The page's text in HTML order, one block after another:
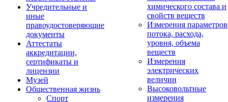
Учредительные и
иные
правоудостоверяющие
документы
Аттестаты
аккредитации,
сертификаты и
лицензии
Музей
Общественная жизнь
Спорт
химического состава и
свойств веществ
Измерения параметров
потока, расхода,
уровня, объема
веществ
Измерения
электрических
величин
Высоковольтные
измерения